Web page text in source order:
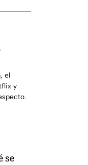
del
el
y
se